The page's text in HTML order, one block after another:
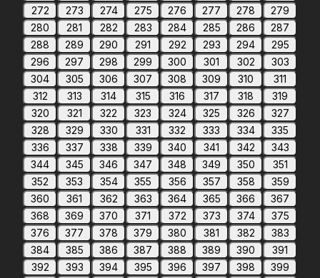
272
273 274 275 276 277 278
279
280
281 282 283 284 285 286
287
288
289 290 291 292 293 294
295
296
297 298 299 300 301 302
303
304
305 306 307 308 309 310
311
312
313 314 315 316 317 318
319
320
321 322 323 324 325 326
327
328
329 330 331 332 333 334
335
336
337 338 339 340 341 342
343
344
345 346 347 348 349 350
351
352
353 354 355 356 357 358
359
360
361 362 363 364 365 366
367
368
369 370 371 372 373 374
375
376
377 378 379 380 381 382
383
384
385 386 387 388 389 390
391
392
393 394 395 396 397 398 399